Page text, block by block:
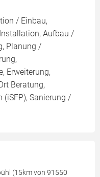
/ Einbau,
Aufbau /
Planung /
Erweiterung,
Beratung,
(iSFP), Sanierung /
(15km von 91550